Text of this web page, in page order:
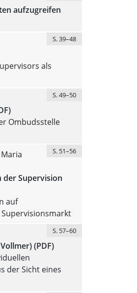
aufzugreifen
S. 39–48
als
S. 49–50
Ombudsstelle
S. 51–56
der Supervision
auf
S. 57–60
(PDF)
der Sicht eines